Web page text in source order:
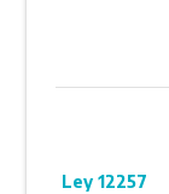
Ley 12257